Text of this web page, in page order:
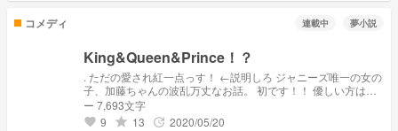
コメディ 連載中 夢小説
King&Queen&Prince！？
. ただの愛され紅一点っす！ ←説明しろ ジャニーズ唯一の女の
子、加藤ちゃんの波乱万丈なお話。 初です！！ 優しい方は読
んで下さい← ※海人君の高は、はしごの高でなく普通の高橋に
なります。 ご了承ください。←真面目か
ー 7,693文字
favorite 9 grade 13 update 2020/05/20